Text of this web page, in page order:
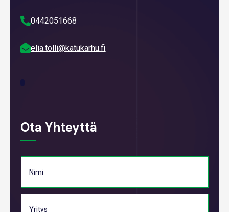
0442051668
elia.tolli@katukarhu.fi
Ota Yhteyttä